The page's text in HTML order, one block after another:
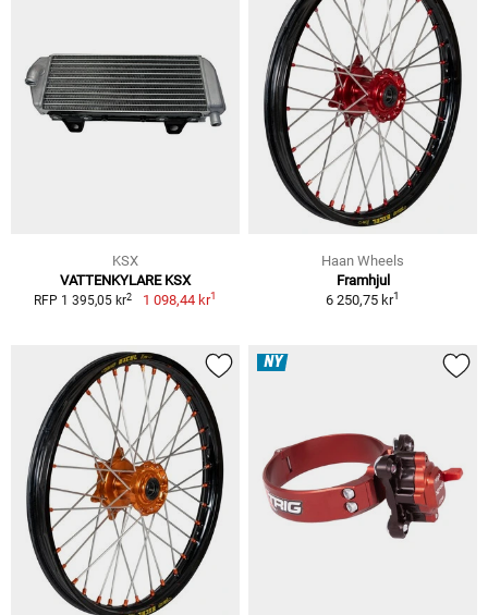
KSX
VATTENKYLARE KSX
RFP 1 395,05 kr2 1 098,44 kr1
Haan Wheels
Framhjul
6 250,75 kr1
NY